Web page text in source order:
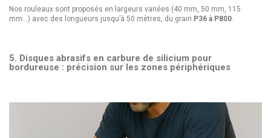
Nos rouleaux sont proposés en largeurs variées (40 mm, 50 mm, 115
mm…) avec des longueurs jusqu’à 50 mètres, du grain P36 à P800
5. Disques abrasifs en carbure de silicium pour
bordureuse : précision sur les zones périphériques